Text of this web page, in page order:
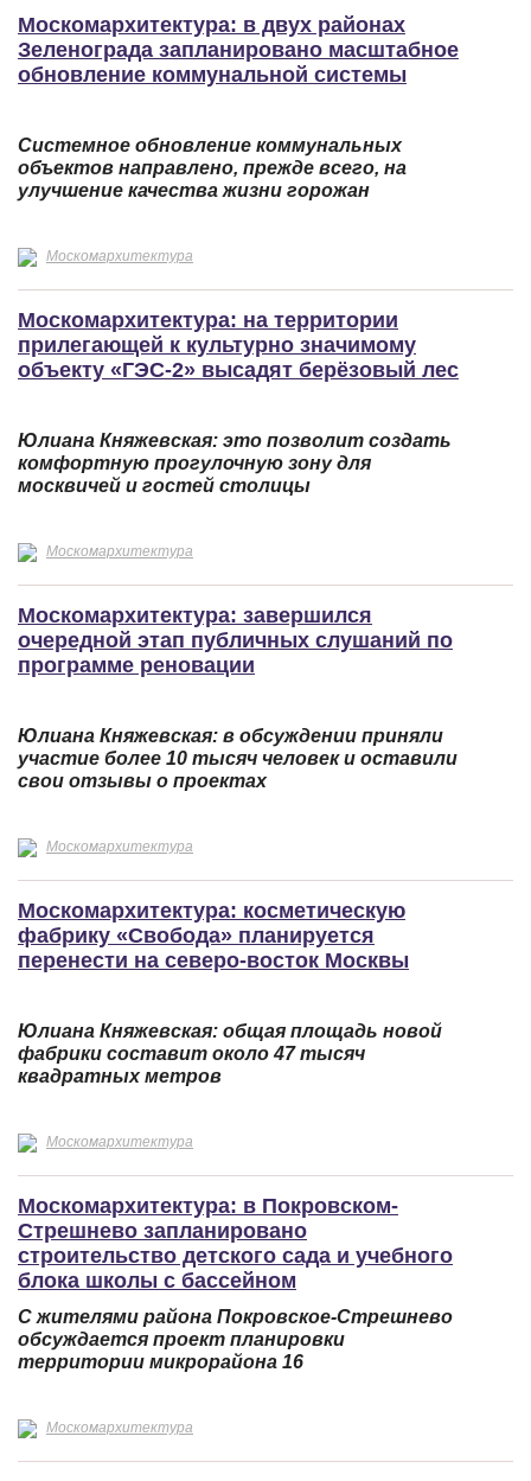
Москомархитектура: в двух районах
Зеленограда запланировано масштабное
обновление коммунальной системы
Системное обновление коммунальных
объектов направлено, прежде всего, на
улучшение качества жизни горожан
Москомархитектура
Москомархитектура: на территории
прилегающей к культурно значимому
объекту «ГЭС-2» высадят берёзовый лес
Юлиана Княжевская: это позволит создать
комфортную прогулочную зону для
москвичей и гостей столицы
Москомархитектура
Москомархитектура: завершился
очередной этап публичных слушаний по
программе реновации
Юлиана Княжевская: в обсуждении приняли
участие более 10 тысяч человек и оставили
свои отзывы о проектах
Москомархитектура
Москомархитектура: косметическую
фабрику «Свобода» планируется
перенести на северо-восток Москвы
Юлиана Княжевская: общая площадь новой
фабрики составит около 47 тысяч
квадратных метров
Москомархитектура
Москомархитектура: в Покровском-
Стрешнево запланировано
строительство детского сада и учебного
блока школы с бассейном
С жителями района Покровское-Стрешнево
обсуждается проект планировки
территории микрорайона 16
Москомархитектура